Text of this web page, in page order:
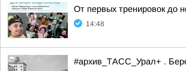
От первых тренировок до
14:48
#архив_ТАСС_Урал+ .